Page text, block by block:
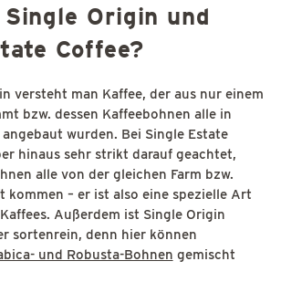
Origin und
Coffee?
versteht man Kaffee, der aus nur einem
bzw. dessen Kaffeebohnen alle in
wurden. Bei Single Estate
hinaus sehr strikt darauf geachtet,
alle von der gleichen Farm bzw.
kommen – er ist also eine spezielle Art
Außerdem ist Single Origin
sortenrein, denn hier können
und Robusta-Bohnen gemischt